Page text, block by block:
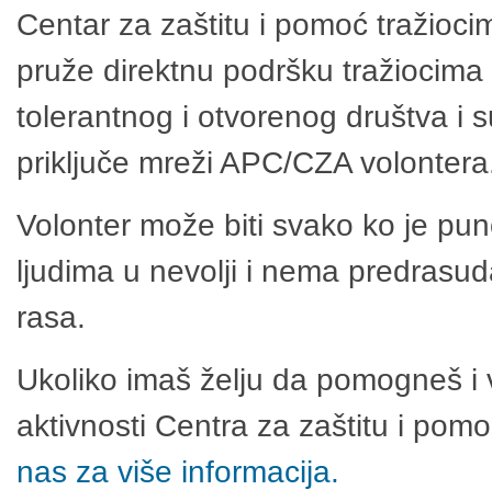
Centar za zaštitu i pomoć
pruže direktnu podršku
tolerantnog i otvorenog društva i
priključe mreži APC/CZA
Volonter može biti svako ko je
ljudima u nevolji i nema
rasa.
Ukoliko imaš želju da pomogneš
aktivnosti Centra za zaštitu i
nas za više informacija.